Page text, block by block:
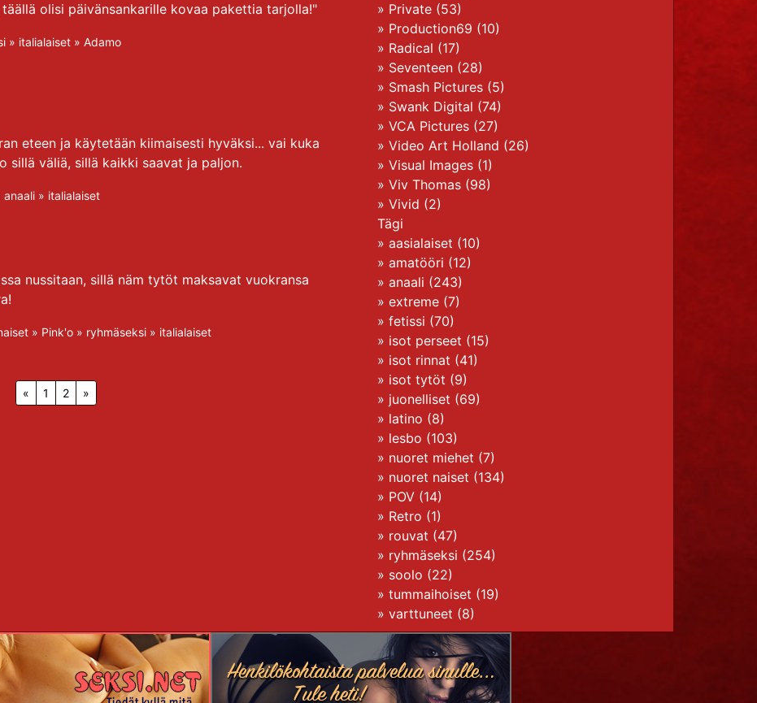
olisi päivänsankarille kovaa pakettia tarjolla!"
» italialaiset » Adamo
eteen ja käytetään kiimaisesti hyväksi... vai kuka
sillä väliä, sillä kaikki saavat ja paljon.
anaali » italialaiset
nussitaan, sillä näm tytöt maksavat vuokransa
» Pink'o » ryhmäseksi » italialaiset
« 1 2 »
» Private(53)
» Production69 (10)
» Radical (17)
» Seventeen(28)
» Smash Pictures(5)
» Swank Digital (74)
» VCA Pictures(27)
» Video Art Holland (26)
» Visual Images(1)
» Viv Thomas(98)
» Vivid (2)
Tägi
» aasialaiset (10)
» amatööri (12)
» anaali (243)
» extreme(7)
» fetissi (70)
» isot perseet (15)
» isot rinnat (41)
» isot tytöt (9)
» juonelliset (69)
» latino (8)
» lesbo (103)
» nuoret miehet (7)
» nuoret naiset (134)
» POV(14)
» Retro (1)
» rouvat (47)
» ryhmäseksi (254)
» soolo (22)
» tummaihoiset (19)
» varttuneet (8)